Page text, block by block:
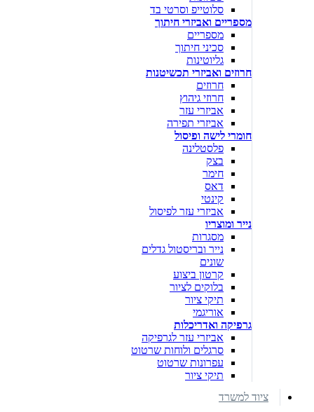
סלוטייפ וסרטי בד
מספריים ואביזרי חיתוך
מספריים
סכיני חיתוך
גליוטינות
חרוזים ואביזרי תכשיטנות
חרוזים
חרוזי גיהוץ
אביזרי עזר
אביזרי תפירה
חומרי לישה ופיסול
פלסטלינה
בצק
חימר
דאס
קינטי
אביזרי עזר לפיסול
נייר ומוצריו
מסגרות
נייר ובריסטול גדלים
שונים
קרטון ביצוע
בלוקים לציור
תיקי ציור
אוריגמי
גרפיקה ואדריכלות
אביזרי עזר לגרפיקה
סרגלים ולוחות שרטוט
עפרונות שרטוט
תיקי ציור
ציוד למשרד